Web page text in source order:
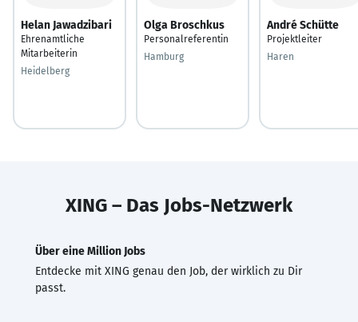
Helan Jawadzibari
Ehrenamtliche
Mitarbeiterin
Heidelberg
Olga Broschkus
Personalreferentin
Hamburg
André Schütte
Projektleiter
Haren
XING – Das Jobs-Netzwerk
Über eine Million Jobs
Entdecke mit XING genau den Job, der wirklich zu Dir
passt.